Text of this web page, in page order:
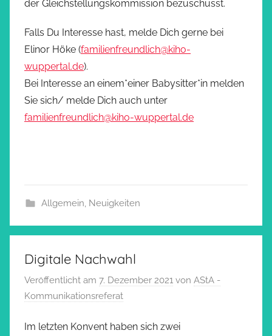
der Gleichstellungskommission bezuschusst.
Falls Du Interesse hast, melde Dich gerne bei
Elinor Höke (familienfreundlich@kiho-
wuppertal.de).
Bei Interesse an einem*einer Babysitter*in melden
Sie sich/ melde Dich auch unter
familienfreundlich@kiho-wuppertal.de
Allgemein Neuigkeiten
Digitale Nachwahl
Veröffentlicht am 7. Dezember 2021 von AStA -
Kommunikationsreferat
Im letzten Konvent haben sich zwei